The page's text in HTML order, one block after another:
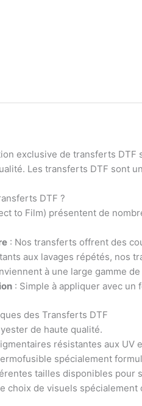
exclusive de transferts DTF
Les transferts DTF sont
DTF ?
to Film) présentent de
: Nos transferts offrent des
aux lavages répétés, nos
à une large gamme
: Simple à appliquer avec un
des Transferts DTF
de haute qualité.
résistantes aux UV
spécialement
tailles disponibles pour
choix de visuels